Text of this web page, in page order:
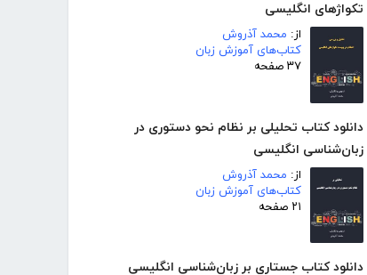
تکواژهای انگلیسی
از: محمد آذروش
کتاب‌های آموزش زبان
۳۷ صفحه
دانلود کتاب تحلیلی بر نظام نحو دستوری در
زبان‌شناسی انگلیسی
از: محمد آذروش
کتاب‌های آموزش زبان
۲۱ صفحه
دانلود کتاب جستاری بر زبان‌شناسی انگلیسی